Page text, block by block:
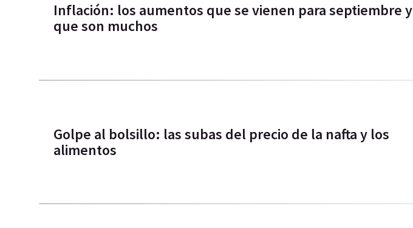
Inflación: los aumentos que se vienen para septiembre y
que son muchos
Golpe al bolsillo: las subas del precio de la nafta y los
alimentos